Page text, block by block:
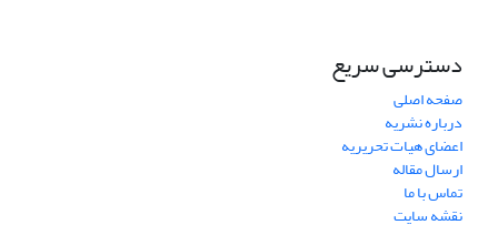
دسترسی سریع
صفحه اصلی
درباره نشریه
اعضای هیات تحریریه
ارسال مقاله
تماس با ما
نقشه سایت